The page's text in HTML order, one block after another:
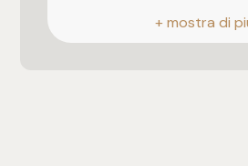
Posizione
Centrale